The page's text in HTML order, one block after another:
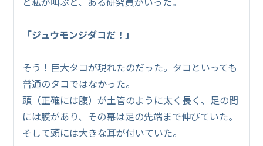
「ジュウモンジダコだ！」
そう！巨大タコが現れたのだった。タコといっても
普通のタコではなかった。
頭（正確には腹）が土管のように太く長く、足の間
には膜があり、その幕は足の先端まで伸びていた。
そして頭には大きな耳が付いていた。